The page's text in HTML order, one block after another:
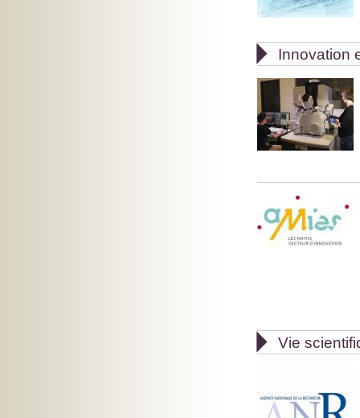
 Innovation
 Vie